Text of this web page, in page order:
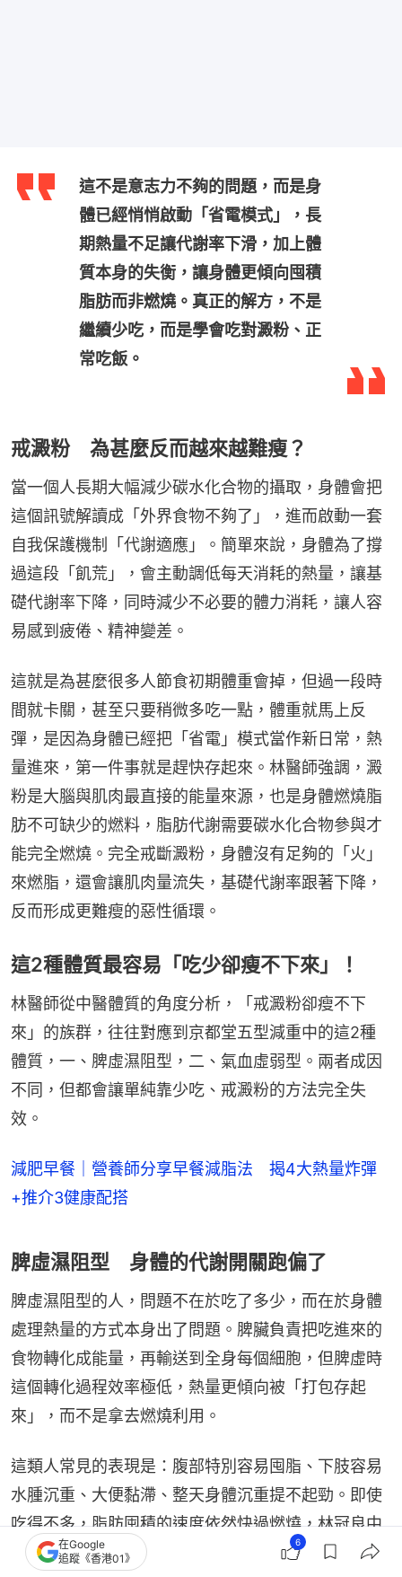
這不是意志力不夠的問題，而是身
體已經悄悄啟動「省電模式」，長
期熱量不足讓代謝率下滑，加上體
質本身的失衡，讓身體更傾向囤積
脂肪而非燃燒。真正的解方，不是
繼續少吃，而是學會吃對澱粉、正
常吃飯。
戒澱粉 為甚麼反而越來越難瘦？
當一個人長期大幅減少碳水化合物的攝取，身體會把
這個訊號解讀成「外界食物不夠了」，進而啟動一套
自我保護機制「代謝適應」。簡單來說，身體為了撐
過這段「飢荒」，會主動調低每天消耗的熱量，讓基
礎代謝率下降，同時減少不必要的體力消耗，讓人容
易感到疲倦、精神變差。
這就是為甚麼很多人節食初期體重會掉，但過一段時
間就卡關，甚至只要稍微多吃一點，體重就馬上反
彈，是因為身體已經把「省電」模式當作新日常，熱
量進來，第一件事就是趕快存起來。林醫師強調，澱
粉是大腦與肌肉最直接的能量來源，也是身體燃燒脂
肪不可缺少的燃料，脂肪代謝需要碳水化合物參與才
能完全燃燒。完全戒斷澱粉，身體沒有足夠的「火」
來燃脂，還會讓肌肉量流失，基礎代謝率跟著下降，
反而形成更難瘦的惡性循環。
這2種體質最容易「吃少卻瘦不下來」！
林醫師從中醫體質的角度分析，「戒澱粉卻瘦不下
來」的族群，往往對應到京都堂五型減重中的這2種
體質，一、脾虛濕阻型，二、氣血虛弱型。兩者成因
不同，但都會讓單純靠少吃、戒澱粉的方法完全失
效。
減肥早餐｜營養師分享早餐減脂法 揭4大熱量炸彈
+推介3健康配搭
脾虛濕阻型 身體的代謝開關跑偏了
脾虛濕阻型的人，問題不在於吃了多少，而在於身體
處理熱量的方式本身出了問題。脾臟負責把吃進來的
食物轉化成能量，再輸送到全身每個細胞，但脾虛時
這個轉化過程效率極低，熱量更傾向被「打包存起
來」，而不是拿去燃燒利用。
這類人常見的表現是：腹部特別容易囤脂、下肢容易
水腫沉重、大便黏滯、整天身體沉重提不起勁。即使
吃得不多，脂肪囤積的速度依然快過燃燒，林冠良中
醫師指出，這不是自律問題，而是體質問題。
在Google
追蹤《香港01》
6